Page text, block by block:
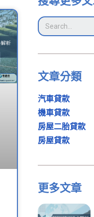
文章分類
汽車貸款
機車貸款
房屋二胎貸款
房屋貸款
更多文章